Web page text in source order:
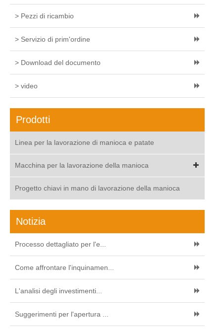
> Pezzi di ricambio
> Servizio di prim'ordine
> Download del documento
> video
Prodotti
Linea per la lavorazione di manioca e patate
Macchina per la lavorazione della manioca
Progetto chiavi in mano di lavorazione della manioca
Notizia
Processo dettagliato per l'e...
Come affrontare l'inquinamen...
L'analisi degli investimenti...
Suggerimenti per l'apertura ...